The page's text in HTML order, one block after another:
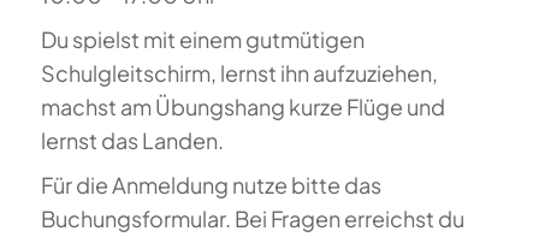
Du spielst mit einem gutmütigen
Schulgleitschirm, lernst ihn aufzuziehen,
machst am Übungshang kurze Flüge und
lernst das Landen.
Für die Anmeldung nutze bitte das
Buchungsformular. Bei Fragen erreichst du